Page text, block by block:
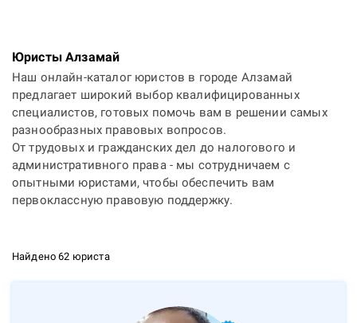
Юристы Алзамай
Наш онлайн-каталог юристов в городе Алзамай
предлагает широкий выбор квалифицированных
специалистов, готовых помочь вам в решении самых
разнообразных правовых вопросов.
От трудовых и гражданских дел до налогового и
административного права - мы сотрудничаем с
опытными юристами, чтобы обеспечить вам
первоклассную правовую поддержку.
Найдено 62 юриста